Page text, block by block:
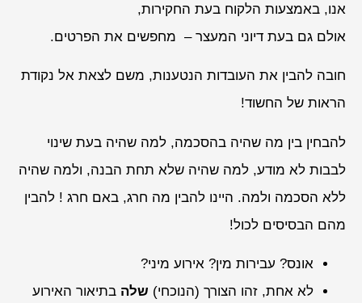
אנו, באמצעות הלקוח בעת החקירות,
אולם גם בעת דיוני המעצר – מחפשים את הפרטים.
חובה להבין את העובדות הנטענות, משם לצאת אל נקודת
הראות של החשוד!
להבחין בין מה שהיה בהסכמה, למה שהיה בעת שינוי
לבבות לא מודע, למה שהיה שלא תחת הבנה, ולמה שהיה
ללא הסכמה ולמה. היינו להבין מה חרג, באם חרג ! להבין
מהם הבסיסים לכול!
אונס? עבירות מין? אירוע מיני?
לא אחת, זהו הצורך (הנוכחי) שלה בתיאור האירוע